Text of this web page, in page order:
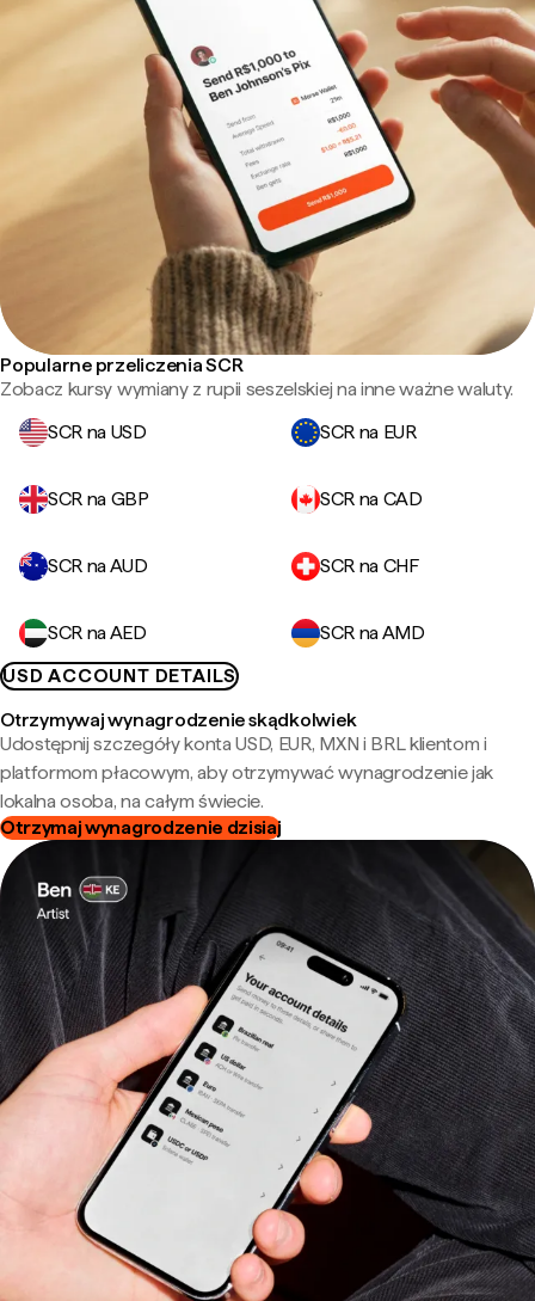
Popularne przeliczenia SCR
Zobacz kursy wymiany z rupii seszelskiej na inne ważne waluty.
SCR na USD
SCR na EUR
SCR na GBP SCR na CAD
SCR na AUD SCR na CHF
SCR na AED
SCR na AMD
USD ACCOUNT DETAILS
Otrzymywaj wynagrodzenie skądkolwiek
Udostępnij szczegóły konta USD, EUR, MXN i BRL klientom i
platformom płacowym, aby otrzymywać wynagrodzenie jak
lokalna osoba, na całym świecie.
Otrzymaj wynagrodzenie dzisiaj